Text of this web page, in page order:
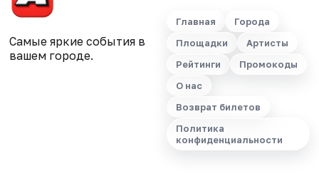
Самые яркие события в
вашем городе.
Главная
Города
Площадки
Артисты
Рейтинги
Промокоды
О нас
Возврат билетов
Политика
конфиденциальности